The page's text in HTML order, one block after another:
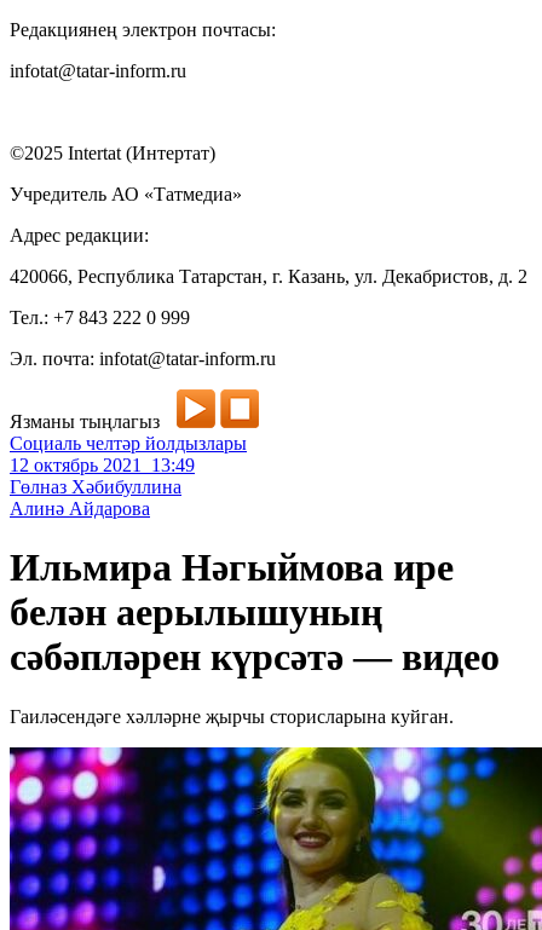
Редакциянең электрон почтасы:
infotat@tatar-inform.ru
©2025 Intertat (Интертат)
Учредитель АО «Татмедиа»
Адрес редакции:
420066, Республика Татарстан, г. Казань, ул. Декабристов, д. 2
Тел.: +7 843 222 0 999
Эл. почта: infotat@tatar-inform.ru
Язманы тыңлагыз
Социаль челтәр йолдызлары
12 октябрь 2021 13:49
Гөлназ Хәбибуллина
Алинә Айдарова
Ильмира Нәгыймова ире
белән аерылышуның
сәбәпләрен күрсәтә — видео
Гаиләсендәге хәлләрне җырчы сторисларына куйган.